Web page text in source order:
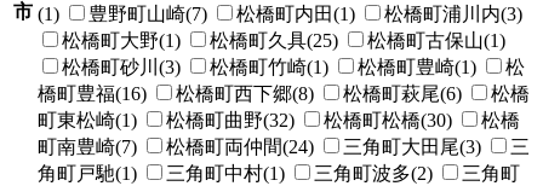
市 (1)
豊野町山崎(7) 松橋町内田(1)
松橋町浦川内(3)
松橋町大野(1)
松橋町久具(25)
松橋町古保山(1)
松橋町砂川(3)
松橋町竹崎(1) 松橋町豊崎(1)
松
橋町豊福(16)
松橋町西下郷(8) 松橋町萩尾(6)
松橋
町東松崎(1)
松橋町曲野(32) 松橋町松橋(30)
松橋
町南豊崎(7)
松橋町両仲間(24) 三角町大田尾(3)
三
角町戸馳(1)
三角町中村(1) 三角町波多(2)
三角町